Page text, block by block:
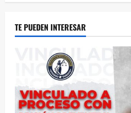
TE PUEDEN INTERESAR